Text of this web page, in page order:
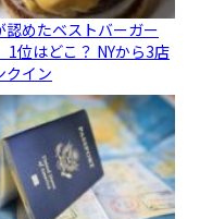
認めたベストバーガー
1位はどこ？ NYから3店
クイン